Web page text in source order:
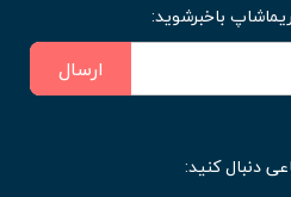
باخبرشوید:
ارسال
دنبال کنید: